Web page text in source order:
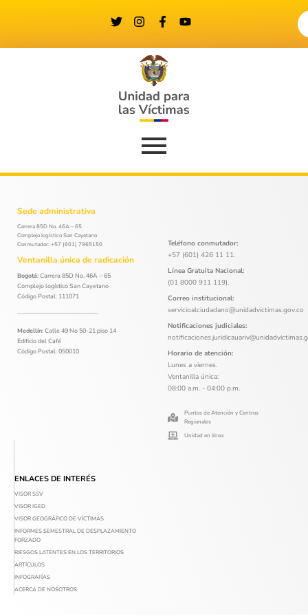
Sede administrativa
Carrera 85D No. 46A – 65
Complejo logístico San Cayetano
Conmutador: +57 (601) 7965150
Ventanilla única de radicación
Bogotá:Carrera 85D No. 46A – 65
Complejo logístico San Cayetano
Código Postal: 111071
Medellín:Calle 49 No 50-21 piso 14
Edificio del Café
Código Postal: 050010
Teléfono conmutador:
+57 (601) 426 11 11.
Línea Gratuita Nacional:
(01 8000 911 119).
Correo institucional:
servicioalciudadano@unidadvictimas.gov.co
Notificaciones judiciales:
Horario de atención:
Lunes a viernes.
Ventanilla única:
08:00 a.m. - 04:00 p.m.
Puntos de Atención y Centros
Regionales
Unidad en línea
ENLACES DE INTERÉS
VISOR SSV
VISOR IGED
VISOR GEOGRÁFICO DE VÍCTIMAS
INFORMES SEMESTRAL DE DESPLAZAMIENTO
FORZADO
RIESGOS LATENTES EN LOS TERRITORIOS
ARTÍCULOS
INFOGRAFÍAS
ACERCA DE NOSOTROS